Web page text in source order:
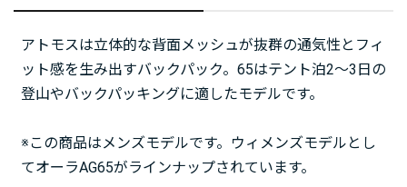
アトモスは立体的な背面メッシュが抜群の通気性とフィ
ット感を生み出すバックパック。65はテント泊2～3日の
登山やバックパッキングに適したモデルです。
※この商品はメンズモデルです。ウィメンズモデルとし
てオーラAG65がラインナップされています。